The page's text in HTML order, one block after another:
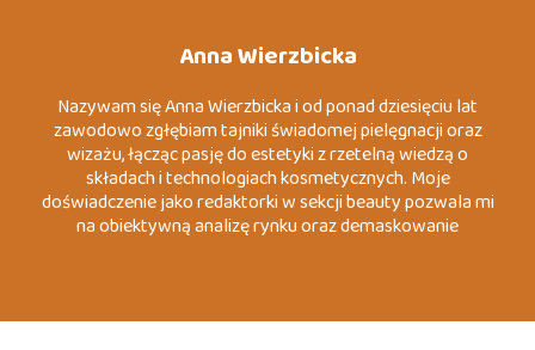
Anna Wierzbicka
Nazywam się Anna Wierzbicka i od ponad dziesięciu lat
zawodowo zgłębiam tajniki świadomej pielęgnacji oraz
wizażu, łącząc pasję do estetyki z rzetelną wiedzą o
składach i technologiach kosmetycznych. Moje
doświadczenie jako redaktorki w sekcji beauty pozwala mi
na obiektywną analizę rynku oraz demaskowanie
(slow fashion) oraz psychologią koloru wizerunku. Moim